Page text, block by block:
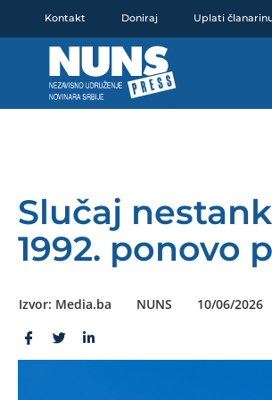
Kontakt Doniraj Uplati
Slučaj
1992. ponovo
Izvor: Media.ba NUNS 10/06/2026